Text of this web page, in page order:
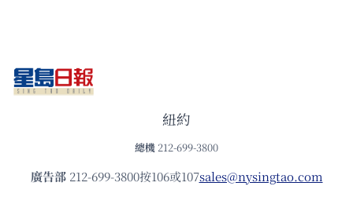
紐約
總機 212-699-3800
廣告部212-699-3800按106或107sales@nysingtao.com